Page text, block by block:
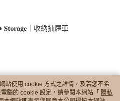
𝐒𝐭𝐨𝐫𝐚𝐠𝐞｜收納抽屜車
站使用 cookie 方式之詳情，及若您不希
腦的 cookie 設定，請參閱本網站「 隱私